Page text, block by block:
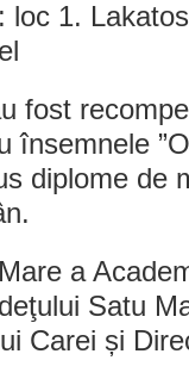
loc 1.
fost
însemnele
diplome de
a
Satu
Carei și